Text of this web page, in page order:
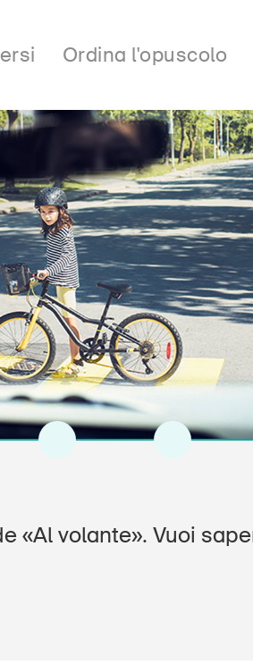
Ordina l'opuscolo
«Al volante». Vuoi